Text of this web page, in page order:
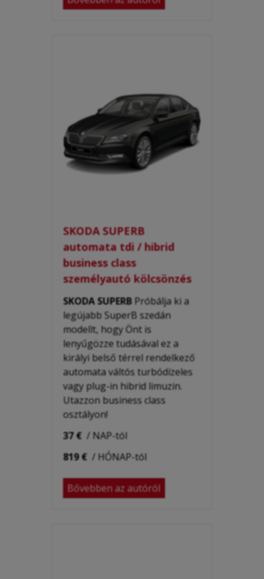
SKODA SUPERB
automata tdi / hibrid
business class
személyautó kölcsönzés
SKODA SUPERB Próbálja ki a
legújabb SuperB szedán
modellt, hogy Önt is
lenyűgözze tudásával ez a
királyi belső térrel rendelkező
automata váltós turbódízeles
vagy plug-in hibrid limuzin.
Utazzon business class
osztályon!
37 € / NAP-tól
819 € / HÓNAP-tól
Bővebben az autóról